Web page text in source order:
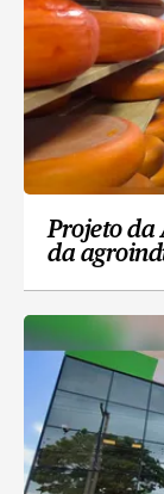
Projeto da
da